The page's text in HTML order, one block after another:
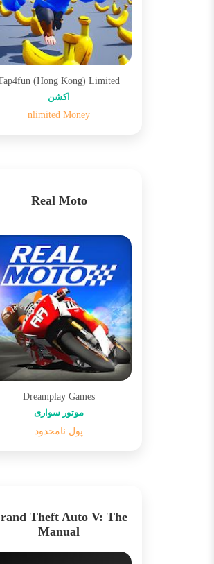
(Hong Kong) Limited
اکشن
nlimited Money
Real Moto
Dreamplay Games
موتور سواری
پول نامحدود
Theft Auto V: The
Manual